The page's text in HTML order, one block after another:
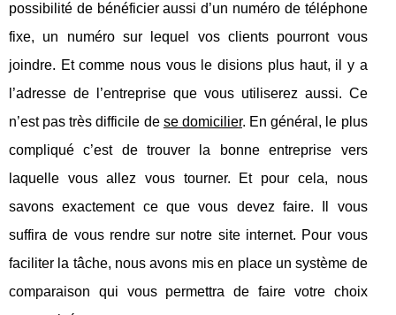
possibilité de bénéficier aussi d’un numéro de téléphone
fixe, un numéro sur lequel vos clients pourront vous
joindre. Et comme nous vous le disions plus haut, il y a
l’adresse de l’entreprise que vous utiliserez aussi. Ce
n’est pas très difficile de se domicilier. En général, le plus
compliqué c’est de trouver la bonne entreprise vers
laquelle vous allez vous tourner. Et pour cela, nous
savons exactement ce que vous devez faire. Il vous
suffira de vous rendre sur notre site internet. Pour vous
faciliter la tâche, nous avons mis en place un système de
comparaison qui vous permettra de faire votre choix